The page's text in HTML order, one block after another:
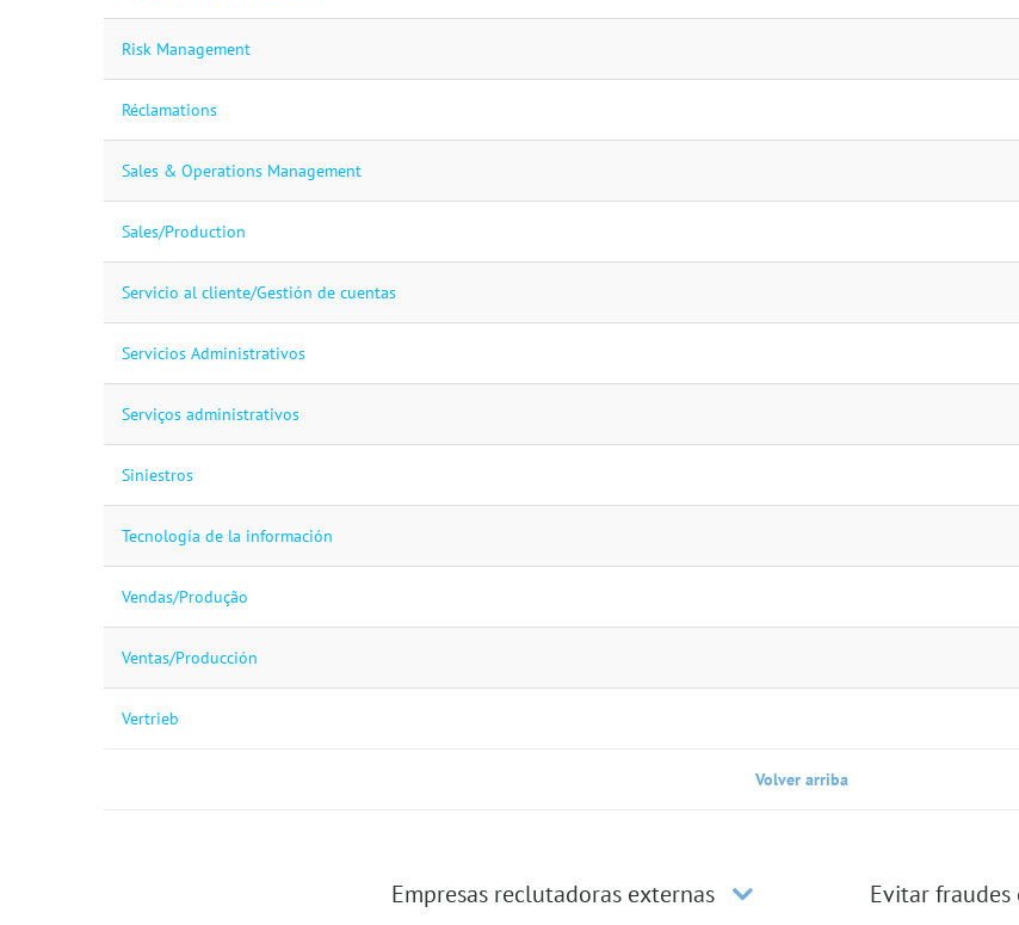
Risk Management
Réclamations
Sales & Operations Management
Sales/Production
Servicio al cliente/Gestión de cuentas
Servicios Administrativos
Serviços administrativos
Siniestros
Tecnología de la información
Vendas/Produção
Ventas/Producción
Vertrieb
Volver arriba
Empresas reclutadoras externas Evitar